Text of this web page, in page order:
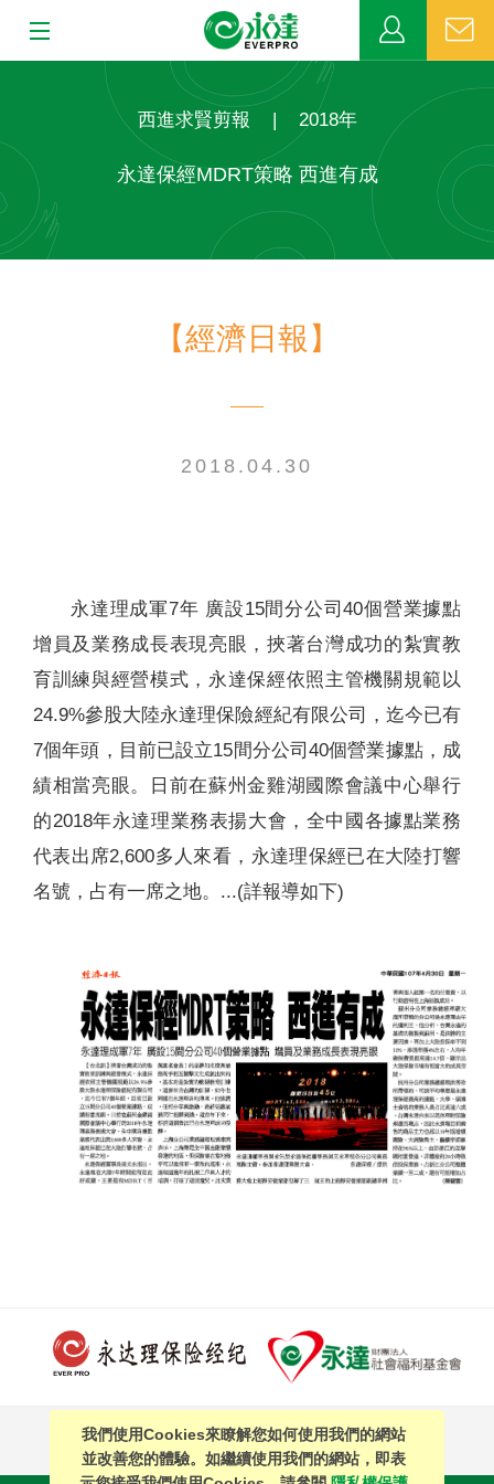
MDRT
西進求賢剪報 | 2018年
永達保經MDRT策略 西進有成
【經濟日報】
2018.04.30
永達理成軍7年 廣設15間分公司40個營業據點
增員及業務成長表現亮眼，挾著台灣成功的紮實教
育訓練與經營模式，永達保經依照主管機關規範以
24.9%參股大陸永達理保險經紀有限公司，迄今已有
7個年頭，目前已設立15間分公司40個營業據點，成
績相當亮眼。日前在蘇州金雞湖國際會議中心舉行
的2018年永達理業務表揚大會，全中國各據點業務
代表出席2,600多人來看，永達理保經已在大陸打響
名號，占有一席之地。...(詳報導如下)
PAGE TOP
我們使用Cookies來瞭解您如何使用我們的網站
並改善您的體驗。如繼續使用我們的網站，即表